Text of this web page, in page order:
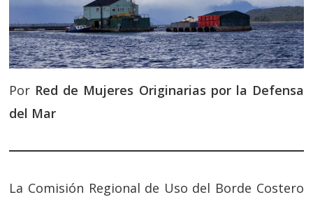
Por Red de Mujeres Originarias por la Defensa
del Mar
La Comisión Regional de Uso del Borde Costero